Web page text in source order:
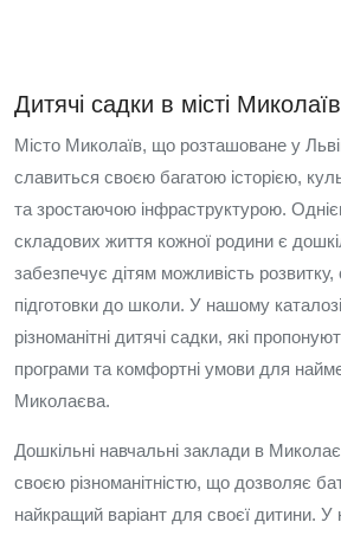
Дитячі садки в місті
Місто Миколаїв, що розташоване у
славиться своєю багатою історією,
та зростаючою інфраструктурою.
складових життя кожної родини є
забезпечує дітям можливість розвитку,
підготовки до школи. У нашому
різноманітні дитячі садки, які
програми та комфортні умови для
Миколаєва.
Дошкільні навчальні заклади в
своєю різноманітністю, що дозволяє
найкращий варіант для своєї дитини. У